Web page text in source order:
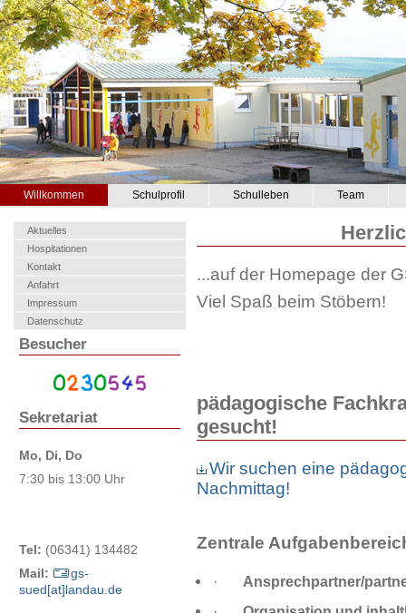
Willkommen Schulprofil Schulleben Team
...auf der Homepage der
Viel Spaß beim Stöbern!
pädagogische
gesucht!
Wir suchen eine
Nachmittag!
Zentrale
· Ansprechpartner/
Aktuelles
Hospitationen
Kontakt
Anfahrt
Impressum
Datenschutz
Besucher
Sekretariat
Mo, Di, Do
7:30 bis 13:00 Uhr
Tel: (06341) 134482
Mail:
gs-
sued[at]landau.de